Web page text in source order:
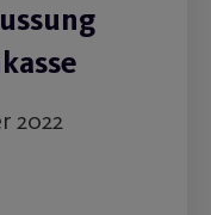
2022